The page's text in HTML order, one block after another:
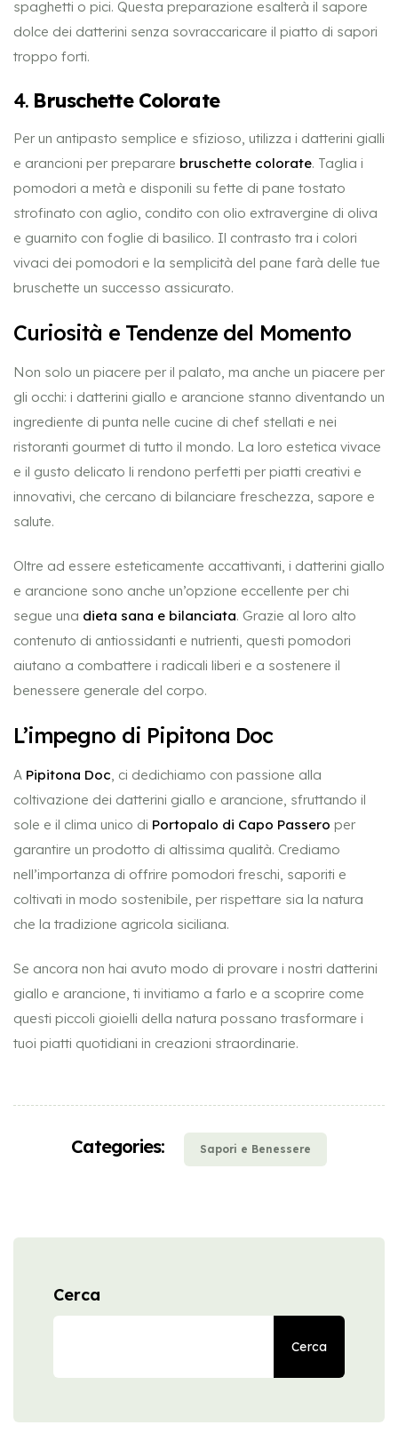
spaghetti o pici. Questa preparazione esalterà il sapore
dolce dei datterini senza sovraccaricare il piatto di sapori
troppo forti.
4. Bruschette Colorate
Per un antipasto semplice e sfizioso, utilizza i datterini gialli
e arancioni per preparare bruschette colorate. Taglia i
pomodori a metà e disponili su fette di pane tostato
strofinato con aglio, condito con olio extravergine di oliva
e guarnito con foglie di basilico. Il contrasto tra i colori
vivaci dei pomodori e la semplicità del pane farà delle tue
bruschette un successo assicurato.
Curiosità e Tendenze del Momento
Non solo un piacere per il palato, ma anche un piacere per
gli occhi: i datterini giallo e arancione stanno diventando un
ingrediente di punta nelle cucine di chef stellati e nei
ristoranti gourmet di tutto il mondo. La loro estetica vivace
e il gusto delicato li rendono perfetti per piatti creativi e
innovativi, che cercano di bilanciare freschezza, sapore e
salute.
Oltre ad essere esteticamente accattivanti, i datterini giallo
e arancione sono anche un’opzione eccellente per chi
segue una dieta sana e bilanciata. Grazie al loro alto
contenuto di antiossidanti e nutrienti, questi pomodori
aiutano a combattere i radicali liberi e a sostenere il
benessere generale del corpo.
L’impegno di Pipitona Doc
A Pipitona Doc, ci dedichiamo con passione alla
coltivazione dei datterini giallo e arancione, sfruttando il
sole e il clima unico di Portopalo di Capo Passero per
garantire un prodotto di altissima qualità. Crediamo
nell’importanza di offrire pomodori freschi, saporiti e
coltivati in modo sostenibile, per rispettare sia la natura
che la tradizione agricola siciliana.
Se ancora non hai avuto modo di provare i nostri datterini
giallo e arancione, ti invitiamo a farlo e a scoprire come
questi piccoli gioielli della natura possano trasformare i
tuoi piatti quotidiani in creazioni straordinarie.
Categories: Sapori e Benessere
Cerca
Cerca